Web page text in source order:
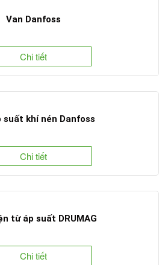
Van Danfoss
Chi tiết
suất khí nén Danfoss
Chi tiết
từ áp suất DRUMAG
Chi tiết